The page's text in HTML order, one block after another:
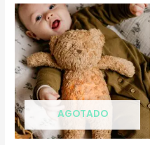
AGOTADO